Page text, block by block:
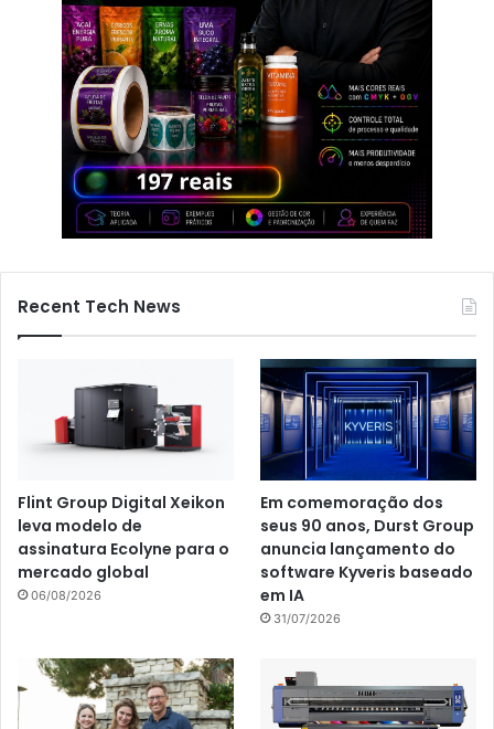
Recent Tech News
Flint Group Digital Xeikon
leva modelo de
assinatura Ecolyne para o
mercado global
06/08/2026
Em comemoração dos
seus 90 anos, Durst Group
anuncia lançamento do
software Kyveris baseado
em IA
31/07/2026